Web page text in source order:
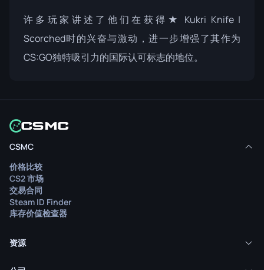
许多玩家讲述了他们在获得★ Kukri Knife |
Scorched时的兴奋与激动，进一步增强了其作为
CS:GO独特吸引力的国际认可标志的地位。
CSMC
价格比较
CS2 市场
交易合同
Steam ID Finder
库存价值检查器
资源